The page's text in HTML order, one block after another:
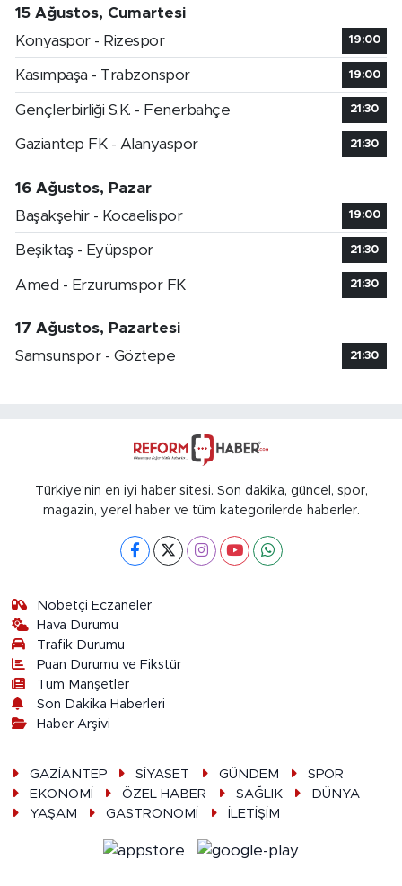
15 Ağustos, Cumartesi
Konyaspor - Rizespor
19:00
Kasımpaşa - Trabzonspor 19:00
Gençlerbirliği S.K. - Fenerbahçe 21:30
Gaziantep FK - Alanyaspor 21:30
16 Ağustos, Pazar
Başakşehir - Kocaelispor
19:00
Beşiktaş - Eyüpspor 21:30
Amed - Erzurumspor FK 21:30
17 Ağustos, Pazartesi
Samsunspor - Göztepe
21:30
Türkiye'nin en iyi haber sitesi. Son dakika, güncel, spor,
magazin, yerel haber ve tüm kategorilerde haberler.
Nöbetçi Eczaneler
Hava Durumu
Trafik Durumu
Puan Durumu ve Fikstür
Tüm Manşetler
Son Dakika Haberleri
Haber Arşivi
GAZİANTEP SİYASET GÜNDEM
SPOR
EKONOMİ
ÖZEL HABER SAĞLIK
DÜNYA
YAŞAM
GASTRONOMİ İLETİŞİM